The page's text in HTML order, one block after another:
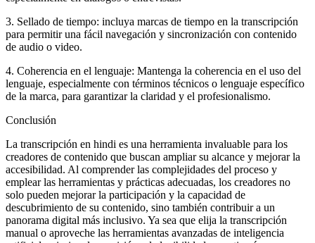
3. Sellado de tiempo: incluya marcas de tiempo en la transcripción
para permitir una fácil navegación y sincronización con contenido
de audio o video.
4. Coherencia en el lenguaje: Mantenga la coherencia en el uso del
lenguaje, especialmente con términos técnicos o lenguaje específico
de la marca, para garantizar la claridad y el profesionalismo.
Conclusión
La transcripción en hindi es una herramienta invaluable para los
creadores de contenido que buscan ampliar su alcance y mejorar la
accesibilidad. Al comprender las complejidades del proceso y
emplear las herramientas y prácticas adecuadas, los creadores no
solo pueden mejorar la participación y la capacidad de
descubrimiento de su contenido, sino también contribuir a un
panorama digital más inclusivo. Ya sea que elija la transcripción
manual o aproveche las herramientas avanzadas de inteligencia